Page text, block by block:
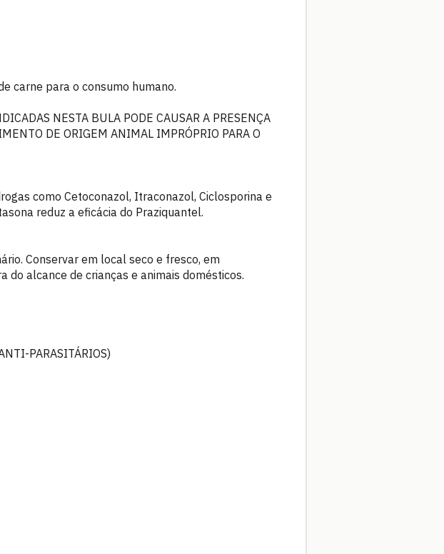
carne para o consumo humano.
NESTA BULA PODE CAUSAR A PRESENÇA
DE ORIGEM ANIMAL IMPRÓPRIO PARA O
como Cetoconazol, Itraconazol, Ciclosporina e
reduz a eficácia do Praziquantel.
Conservar em local seco e fresco, em
do alcance de crianças e animais domésticos.
PARASITÁRIOS)